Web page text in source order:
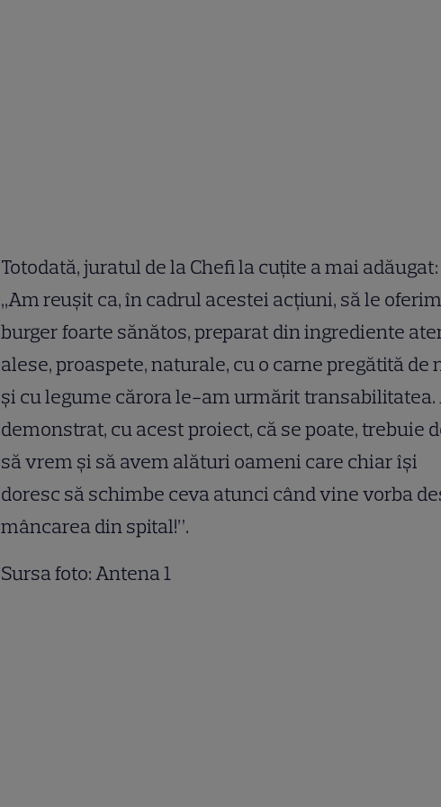
Totodată, juratul de la Chefi la cuţite a mai adăugat:
,,Am reușit ca, în cadrul acestei acțiuni, să le
burger foarte sănătos, preparat din ingrediente
alese, proaspete, naturale, cu o carne pregătită de
și cu legume cărora le-am urmărit transabilitatea.
demonstrat, cu acest proiect, că se poate, trebuie
să vrem și să avem alături oameni care chiar își
doresc să schimbe ceva atunci când vine vorba
mâncarea din spital!”.
Sursa foto: Antena 1